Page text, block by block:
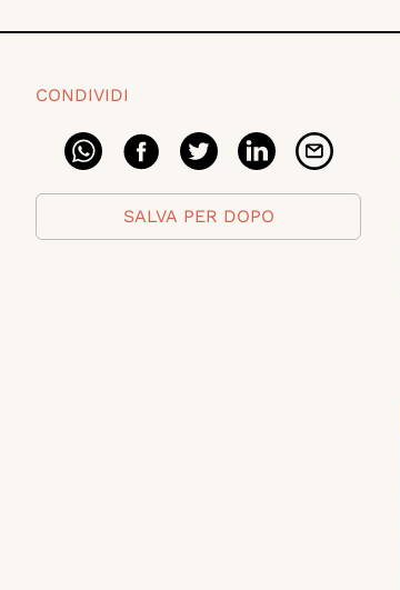
CONDIVIDI
SALVA PER DOPO